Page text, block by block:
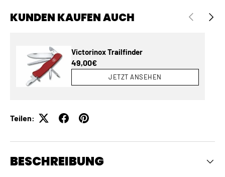
KUNDEN KAUFEN AUCH VORHERIGE
Victorinox Trailfinder
Normaler Preis
49,00€
JETZT ANSEHEN
Teilen:
BESCHREIBUNG